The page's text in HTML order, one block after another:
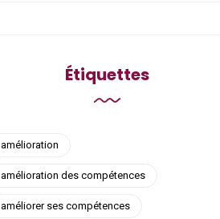
Étiquettes
amélioration
amélioration des compétences
améliorer ses compétences